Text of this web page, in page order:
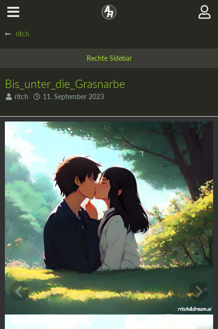
ritch
Bis_unter_die_Grasnarbe
ritch 11. September 2023